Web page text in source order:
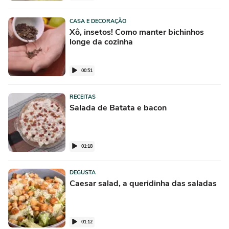
CASA E DECORAÇÃO
Xô, insetos! Como manter bichinhos
longe da cozinha
00:51
RECEITAS
Salada de Batata e bacon
01:18
DEGUSTA
Caesar salad, a queridinha das saladas
01:12